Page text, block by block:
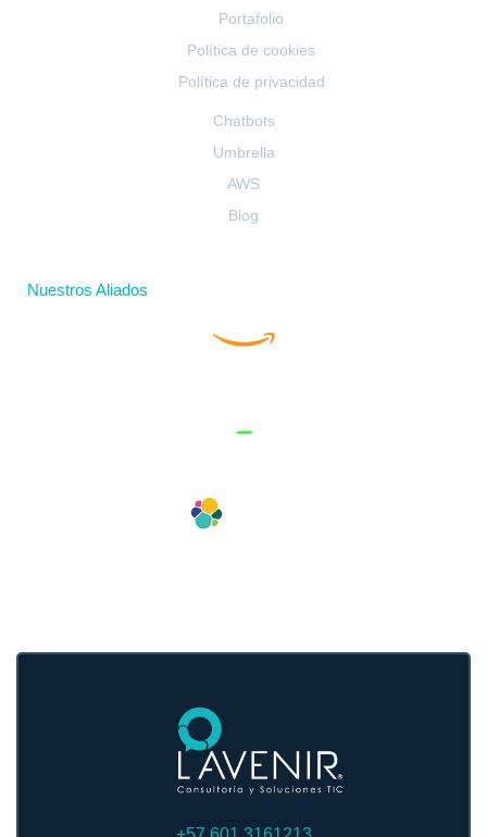
Portafolio
Política de cookies
Política de privacidad
Chatbots
Umbrella
AWS
Blog
Nuestros Aliados